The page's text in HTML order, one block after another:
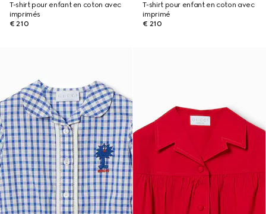
T-shirt pour enfant en coton avec
imprimés
€ 210
T-shirt pour enfant en coton avec
imprimé
€ 210